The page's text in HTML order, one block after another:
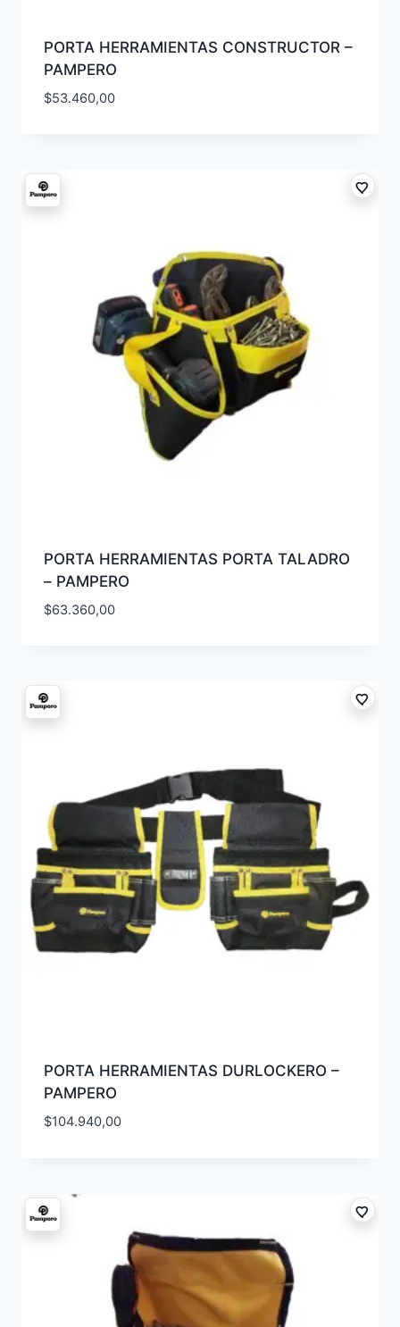
PORTA HERRAMIENTAS CONSTRUCTOR –
PAMPERO
$53.460,00
PORTA HERRAMIENTAS PORTA TALADRO
– PAMPERO
$63.360,00
PORTA HERRAMIENTAS DURLOCKERO –
PAMPERO
$104.940,00